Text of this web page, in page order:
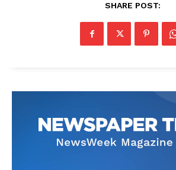
SHARE POST: